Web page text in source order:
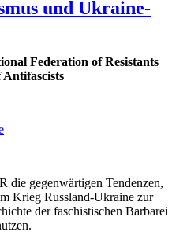
und Ukraine-
Federation of Resistants
die gegenwärtigen Tendenzen,
Krieg Russland-Ukraine zur
der faschistischen Barbarei